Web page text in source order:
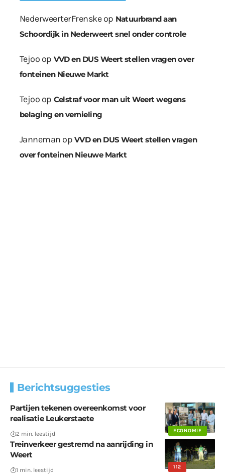
NederweerterFrenskeop Natuurbrand aan
Schoordijk in Nederweert snel onder controle
Tejoo op VVD en DUS Weert stellen vragen over
fonteinen Nieuwe Markt
Tejoo op Celstraf voor man uit Weert wegens
belaging en vernieling
Janneman op VVD en DUS Weert stellen vragen
over fonteinen Nieuwe Markt
Berichtsuggesties
ECONOMIE
Partijen tekenen overeenkomst voor
realisatie Leukerstaete
2 min. leestijd
112
Treinverkeer gestremd na aanrijding in
Weert
1 min. leestijd